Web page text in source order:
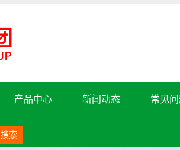
产品中心 新闻动态 常见
搜索